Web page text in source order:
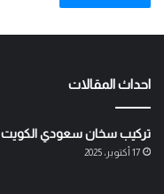
احداث المقالات
تركيب سخان سعودي الكويت 60396004
17 أكتوبر، 2025